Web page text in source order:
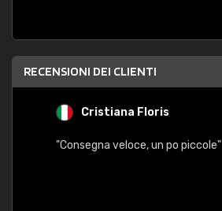
RECENSIONI DEI CLIENTI
Cristiana Floris
"Consegna veloce, un po piccole"